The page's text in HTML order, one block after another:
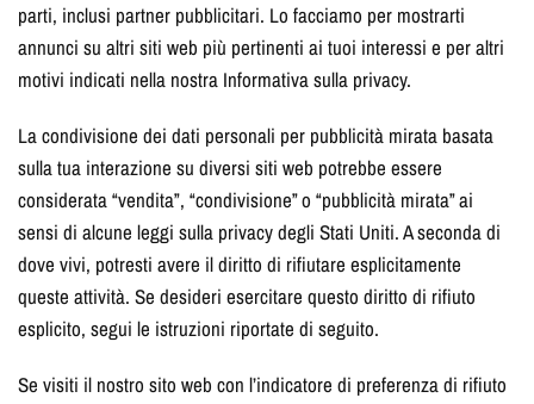
parti, inclusi partner pubblicitari. Lo facciamo per mostrarti
annunci su altri siti web più pertinenti ai tuoi interessi e per altri
motivi indicati nella nostra Informativa sulla privacy.
La condivisione dei dati personali per pubblicità mirata basata
sulla tua interazione su diversi siti web potrebbe essere
considerata “vendita”, “condivisione” o “pubblicità mirata” ai
sensi di alcune leggi sulla privacy degli Stati Uniti. A seconda di
dove vivi, potresti avere il diritto di rifiutare esplicitamente
queste attività. Se desideri esercitare questo diritto di rifiuto
esplicito, segui le istruzioni riportate di seguito.
Se visiti il nostro sito web con l’indicatore di preferenza di rifiuto